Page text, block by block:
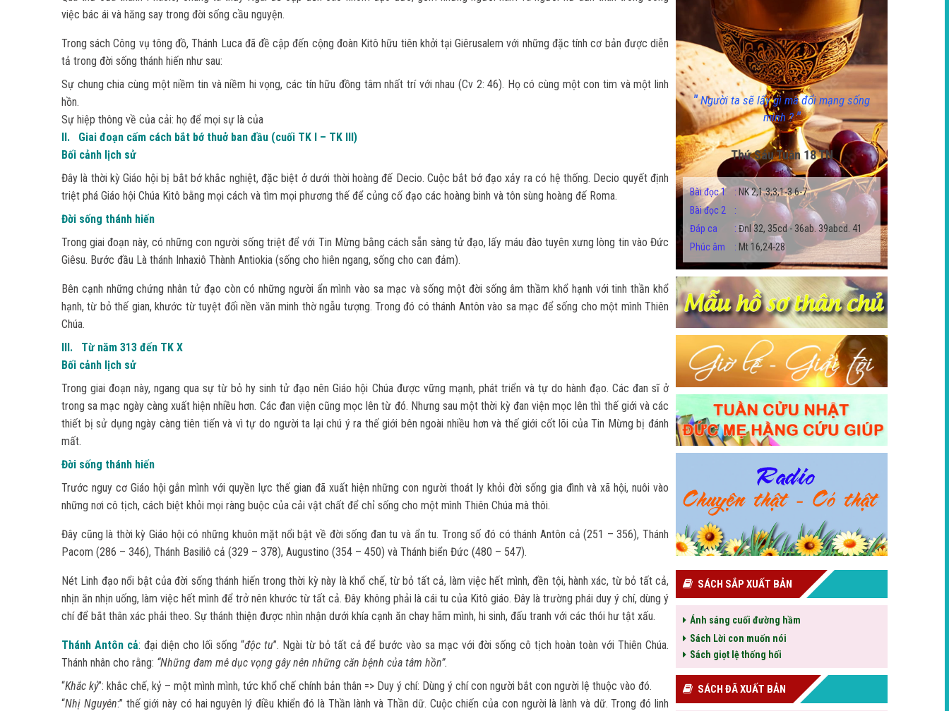
việc bác ái và hăng say trong đời sống cầu nguyện.
Trong sách Công vụ tông đồ, Thánh Luca đã đề cập đến cộng đoàn Kitô hữu tiên khởi tại Giêrusalem với những đặc tính cơ bản được diễn
tả trong đời sống thánh hiến như sau:
Sự chung chia cùng một niềm tin và niềm hi vọng, các tín hữu đồng tâm nhất trí với nhau (Cv 2: 46). Họ có cùng một con tim và một linh
hồn.
Sự hiệp thông về của cải: họ để mọi sự là của
II. Giai đoạn cấm cách bắt bớ thuở ban đầu (cuối TK I – TK III)
Bối cảnh lịch sử
Đây là thời kỳ Giáo hội bị bắt bớ khắc nghiệt, đặc biệt ở dưới thời hoàng đế Decio. Cuộc bắt bớ đạo xảy ra có hệ thống. Decio quyết định
triệt phá Giáo hội Chúa Kitô bằng mọi cách và tìm mọi phương thế để củng cố đạo các hoàng binh và tôn sùng hoàng đế Roma.
Đời sống thánh hiến
Trong giai đoạn này, có những con người sống triệt để với Tin Mừng bằng cách sẵn sàng tử đạo, lấy máu đào tuyên xưng lòng tin vào Đức
Giêsu. Bước đầu Là thánh Inhaxiô Thành Antiokia (sống cho hiên ngang, sống cho can đảm).
Bên cạnh những chứng nhân tử đạo còn có những người ẩn mình vào sa mạc và sống một đời sống âm thầm khổ hạnh với tinh thần khổ
hạnh, từ bỏ thế gian, khước từ tuyệt đối nền văn minh thờ ngẫu tượng. Trong đó có thánh Antôn vào sa mạc để sống cho một mình Thiên
Chúa.
III. Từ năm 313 đến TK X
Bối cảnh lịch sử
Trong giai đoạn này, ngang qua sự từ bỏ hy sinh tử đạo nên Giáo hội Chúa được vững mạnh, phát triển và tự do hành đạo. Các đan sĩ ở
trong sa mạc ngày càng xuất hiện nhiều hơn. Các đan viện cũng mọc lên từ đó. Nhưng sau một thời kỳ đan viện mọc lên thì thế giới và các
thiết bị sử dụng ngày càng tiên tiến và vì tự do người ta lại chú ý ra thế giới bên ngoài nhiều hơn và thế giới cốt lõi của Tin Mừng bị đánh
mất.
Đời sống thánh hiến
Trước nguy cơ Giáo hội gắn mình với quyền lực thế gian đã xuất hiện những con người thoát ly khỏi đời sống gia đình và xã hội, nuôi vào
những nơi cô tịch, cách biệt khỏi mọi ràng buộc của cải vật chất để chỉ sống cho một mình Thiên Chúa mà thôi.
Đây cũng là thời kỳ Giáo hội có những khuôn mặt nổi bật về đời sống đan tu và ẩn tu. Trong số đó có thánh Antôn cả (251 – 356), Thánh
Pacom (286 – 346), Thánh Basiliô cả (329 – 378), Augustino (354 – 450) và Thánh biển Đức (480 – 547).
Nét Linh đạo nổi bật của đời sống thánh hiến trong thời kỳ này là khổ chế, từ bỏ tất cả, làm việc hết mình, đền tội, hành xác, từ bỏ tất cả,
nhịn ăn nhịn uống, làm việc hết mình để trở nên khước từ tất cả. Đây không phải là cái tu của Kitô giáo. Đây là trường phái duy ý chí, dùng ý
chí để bắt thân xác phải theo. Sự thánh thiện được nhìn nhận dưới khía cạnh ăn chay hãm mình, hi sinh, đấu tranh với các thói hư tật xấu.
Thánh Antôn cả: đại diện cho lối sống “độc tu”. Ngài từ bỏ tất cả để bước vào sa mạc với đời sống cô tịch hoàn toàn với Thiên Chúa.
Thánh nhân cho rằng: “Những đam mê dục vọng gây nên những căn bệnh của tâm hồn”.
“Khắc kỷ”: khắc chế, kỷ – một mình mình, tức khổ chế chính bản thân => Duy ý chí: Dùng ý chí con người bắt con người lệ thuộc vào đó.
“Nhị Nguyên:” thế giới này có hai nguyên lý điều khiển đó là Thần lành và Thần dữ. Cuộc chiến của con người là lành và dữ. Trong đó linh
"Người ta sẽ lấy gì mà đổi mạng sống
mình ?"
Thứ Sáu Tuần 18 TN
Bài đọc 1 : NK 2,1.3;3,1-3.6-7
Bài đọc 2
:
Đáp ca
: Đnl 32, 35cd - 36ab. 39abcd. 41
Phúc âm
: Mt 16,24-28
SÁCH SẮP XUẤT BẢN
Ánh sáng cuối đường hầm
Sách Lời con muốn nói
Sách giọt lệ thống hối
SÁCH ĐÃ XUẤT BẢN